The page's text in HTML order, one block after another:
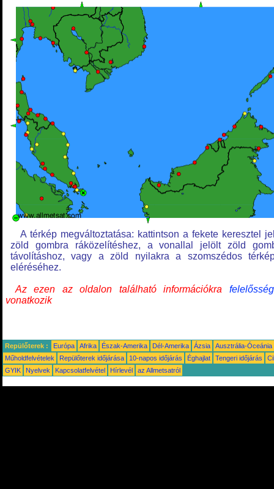
A térkép megváltoztatása: kattintson a fekete keresztel
zöld gombra ráközelítéshez, a vonallal jelölt zöld
távolításhoz, vagy a zöld nyilakra a szomszédos
eléréséhez.
Az ezen az oldalon található információkra
vonatkozik
Repülőterek : Európa Afrika Észak-Amerika Dél-Amerika Ázsia
Ausztrália-Óceánia
Műholdfelvételek
Repülőterek időjárása 10-napos időjárás Éghajlat Tengeri időjárás
GYIK
Nyelvek Kapcsolatfelvétel Hírlevél az Allmetsatról